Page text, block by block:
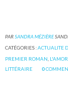
PARSANDRA MÉZIÈRE
CATÉGORIES :ACTUALITE
PREMIER ROMAN
LITTÉRAIRE
0